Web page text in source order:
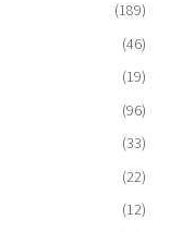
(189)
(46)
(19)
(96)
(33)
(22)
(12)